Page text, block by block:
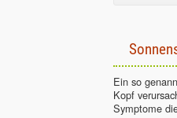
Ein so
Kopf
Symptome